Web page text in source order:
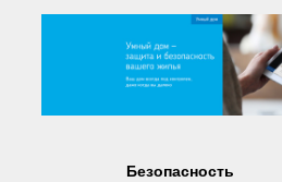
Безопасность